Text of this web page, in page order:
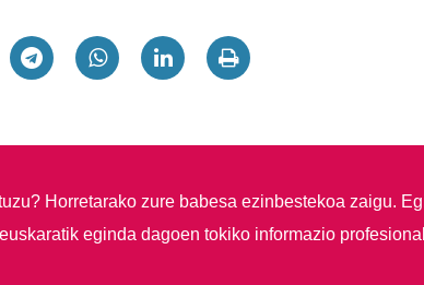
Horretarako zure babesa ezinbestekoa zaigu.
eginda dagoen tokiko informazio